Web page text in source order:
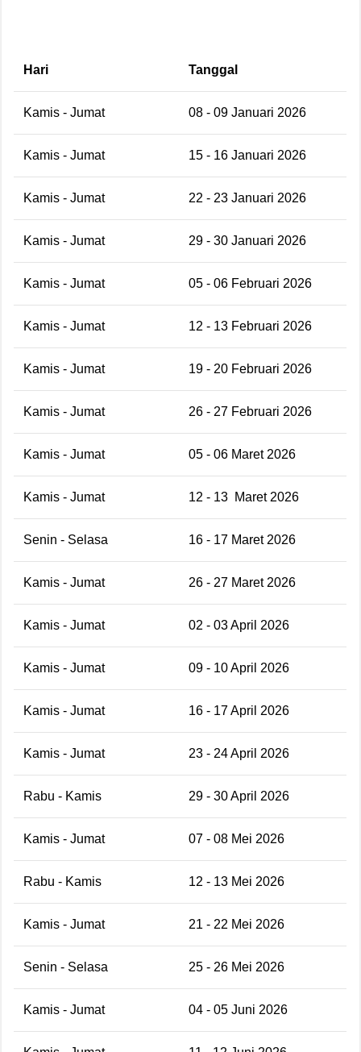
Hari Tanggal
Kamis - Jumat 08 - 09 Januari 2026
Kamis - Jumat 15 - 16 Januari 2026
Kamis - Jumat 22 - 23 Januari 2026
Kamis - Jumat 29 - 30 Januari 2026
Kamis - Jumat 05 - 06 Februari 2026
Kamis - Jumat 12 - 13 Februari 2026
Kamis - Jumat 19 - 20 Februari 2026
Kamis - Jumat 26 - 27 Februari 2026
Kamis - Jumat 05 - 06 Maret 2026
Kamis - Jumat 12 - 13 Maret 2026
Senin - Selasa 16 - 17 Maret 2026
Kamis - Jumat 26 - 27 Maret 2026
Kamis - Jumat 02 - 03 April 2026
Kamis - Jumat 09 - 10 April 2026
Kamis - Jumat 16 - 17 April 2026
Kamis - Jumat 23 - 24 April 2026
Rabu - Kamis 29 - 30 April 2026
Kamis - Jumat 07 - 08 Mei 2026
Rabu - Kamis 12 - 13 Mei 2026
Kamis - Jumat 21 - 22 Mei 2026
Senin - Selasa 25 - 26 Mei 2026
Kamis - Jumat 04 - 05 Juni 2026